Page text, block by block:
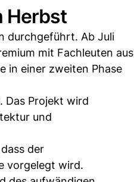
Herbst
durchgeführt. Ab Juli
mit Fachleuten aus
in einer zweiten Phase
Das Projekt wird
und
der
vorgelegt wird.